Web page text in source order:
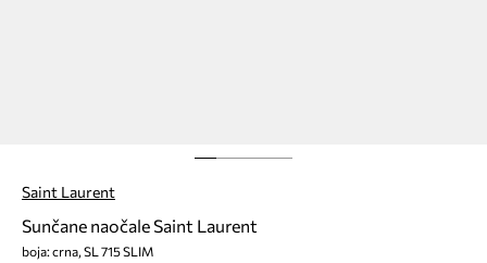
Saint Laurent
Sunčane naočale Saint Laurent
boja: crna, SL 715 SLIM